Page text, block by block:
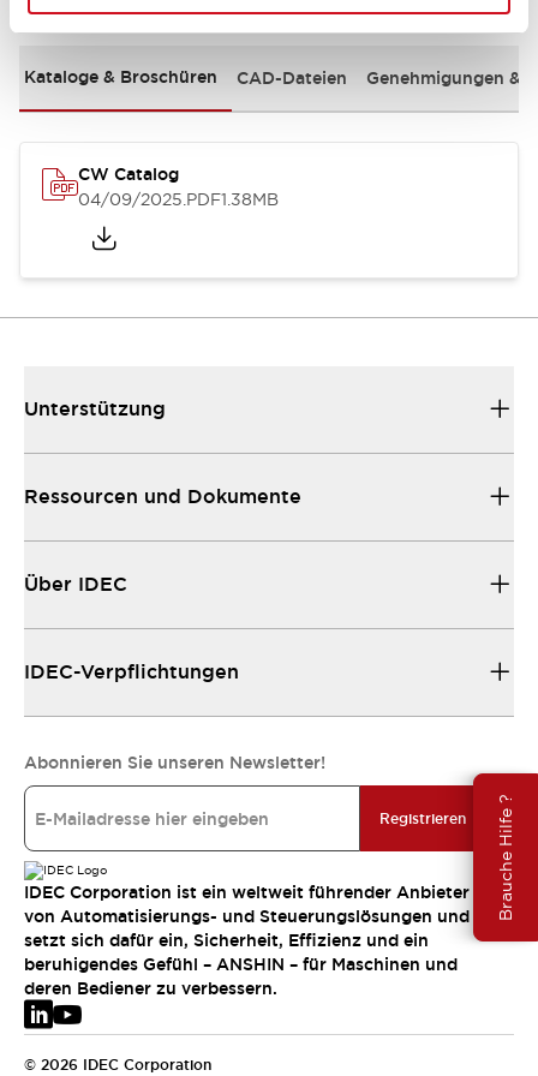
Brauche Hilfe ?
Kataloge & Broschüren CAD-Dateien Genehmigungen &
CW Catalog
04/09/2025.PDF1.38MB
Unterstützung
Ressourcen und Dokumente
Über IDEC
IDEC-Verpflichtungen
Abonnieren Sie unseren Newsletter!
Registrieren
IDEC Corporation ist ein weltweit führender Anbieter
von Automatisierungs- und Steuerungslösungen und
setzt sich dafür ein, Sicherheit, Effizienz und ein
beruhigendes Gefühl – ANSHIN – für Maschinen und
deren Bediener zu verbessern.
© 2026 IDEC Corporation